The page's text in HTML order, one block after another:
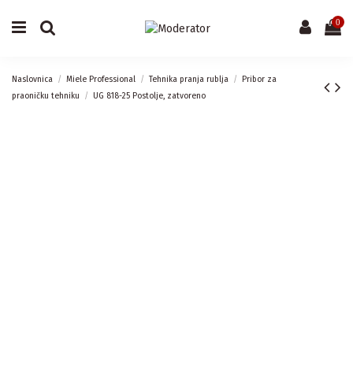
0
Naslovnica Miele Professional Tehnika pranja rublja
Pribor za
praoničku tehniku
UG 818-25 Postolje, zatvoreno